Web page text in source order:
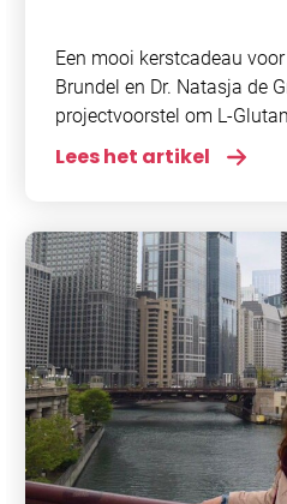
Een mooi kerstcadeau
Brundel en Dr. Natasja de
projectvoorstel om L-
voorkomen van
Lees het artikel